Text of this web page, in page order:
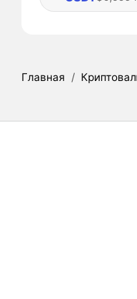
Главная /